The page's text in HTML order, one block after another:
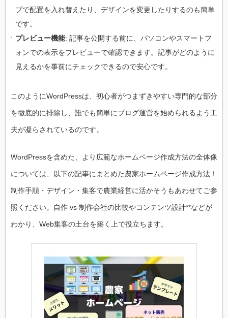
プで配置を入れ替えたり、デザインを変更したりするのも簡単
です。
プレビュー機能: 記事を公開する前に、パソコンやスマートフ
ォンでの表示をプレビューで確認できます。記事がどのように
見えるかを事前にチェックできるので安心です。
このようにWordPressは、初心者がつまずきやすい専門的な部分
を徹底的に排除し、誰でも簡単にブログ運営を始められるよう工
夫が凝らされているのです。
WordPressを含めた、より広範なホームページ作成方法の全体像
については、以下の記事にまとめた農家ホームページ作成方法！
制作手順・デザイン・集客で農業経営に活かそうもあわせてご参
照ください。自作 vs 制作会社の比較やコンテンツ設計**などが
わかり、Web集客の土台を築く上で役立ちます。